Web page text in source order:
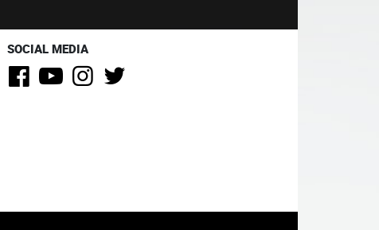
SOCIAL MEDIA